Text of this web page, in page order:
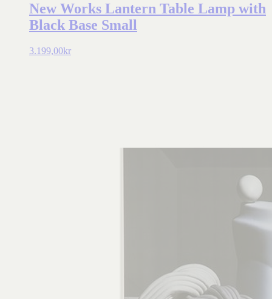
New Works Lantern Table Lamp with
Black Base Small
3.199,00kr